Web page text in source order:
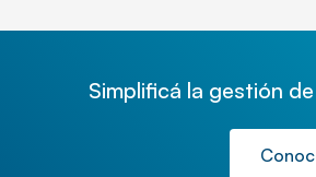
Simplificá la gestión